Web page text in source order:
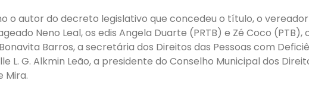
o autor do decreto legislativo que concedeu o título, o vereador
Neno Leal, os edis Angela Duarte (PRTB) e Zé Coco (PTB),
Barros, a secretária dos Direitos das Pessoas com
L. G. Alkmin Leão, a presidente do Conselho Municipal dos
Mira.